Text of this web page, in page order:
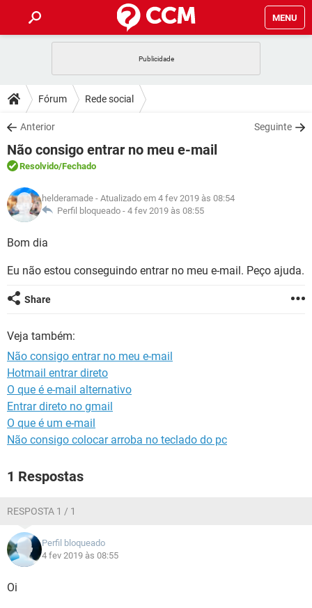
MENU
CELULAR
OUTLOOK
INSTAGRAM GMAIL
GUIA DE COMPRAS
DICAS
JOGOS
OUTLOOK
INSTAGRAM
GUIA DE COMPRAS
DOWNLOADS
JOGOS WHATSAPP
CELULAR
OUTLOOK EXCEL
INSTAGRAM
GUIA DE COMPRAS
FÓRUM
JOGOS
CELULAR FACEBOOK
GLOSSÁRIO
JOGOS
CELULAR
OUTLOOK EXCEL
INSTAGRAM
Fórum Rede social
Anterior Seguinte
Não consigo entrar no meu e-mail
Resolvido/Fechado
helderamade - Atualizado em 4 fev 2019 às 08:54
Perfil bloqueado - 4 fev 2019 às 08:55
Bom dia
Eu não estou conseguindo entrar no meu e-mail. Peço ajuda.
Share
Veja também:
Não consigo entrar no meu e-mail
Hotmail entrar direto
O que é e-mail alternativo
Entrar direto no gmail
O que é um e-mail
Não consigo colocar arroba no teclado do pc
1 Respostas
RESPOSTA 1 / 1
Perfil bloqueado
4 fev 2019 às 08:55
Oi